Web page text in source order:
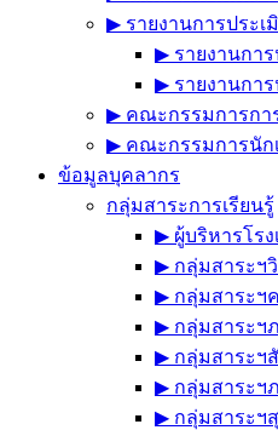
▶︎ รายงานการประเ
▶︎ รายงานการ
▶︎ รายงานการ
▶︎ คณะกรรมการก
▶︎ คณะกรรมการนัก
ข้อมูลบุคลากร
กลุ่มสาระการเรียนรู้
▶︎ ผู้บริหารโรง
▶︎ กลุ่มสาระฯ
▶︎ กลุ่มสาระฯ
▶︎ กลุ่มสาระฯ
▶︎ กลุ่มสาระฯ
▶︎ กลุ่มสาระฯ
▶︎ กลุ่มสาระฯ